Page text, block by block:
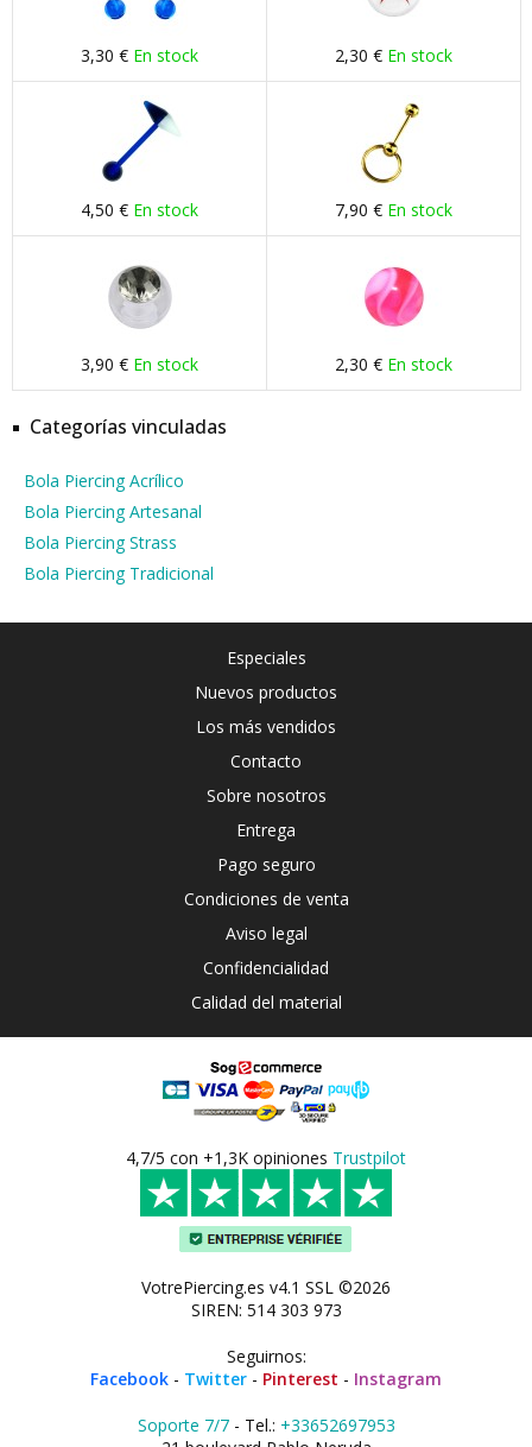
3,30 € En stock 2,30 € En stock
4,50 € En stock 7,90 € En stock
3,90 € En stock 2,30 € En stock
Categorías vinculadas
Bola Piercing Acrílico
Bola Piercing Artesanal
Bola Piercing Strass
Bola Piercing Tradicional
Especiales
Nuevos productos
Los más vendidos
Contacto
Sobre nosotros
Entrega
Pago seguro
Condiciones de venta
Aviso legal
Confidencialidad
Calidad del material
4,7/5 con +1,3K opiniones Trustpilot
VotrePiercing.es v4.1 SSL ©2026
SIREN: 514 303 973
Seguirnos:
Facebook - Twitter - Pinterest - Instagram
Soporte 7/7- Tel.: +33652697953